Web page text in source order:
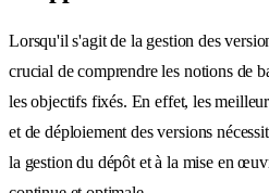
Lorsqu'il s'agit de la gestion des
crucial de comprendre les notions de
les objectifs fixés. En effet, les
et de déploiement des versions
la gestion du dépôt et à la mise en